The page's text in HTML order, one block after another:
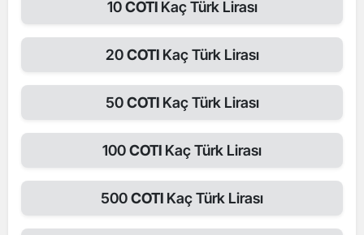
10COTI Kaç Türk Lirası
20COTI Kaç Türk Lirası
50COTI Kaç Türk Lirası
100COTI Kaç Türk Lirası
500COTI Kaç Türk Lirası